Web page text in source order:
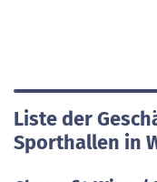
Liste der
Sporthallen in